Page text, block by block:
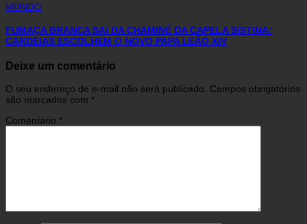
MUNDO
FUMAÇA BRANCA SAI DA CHAMINÉ DA CAPELA SISTINA:
CARDEIAS ESCOLHEM O NOVO PAPA LEÃO XIV
Deixe um comentário
O seu endereço de e-mail não será publicado. Campos obrigatórios
são marcados com *
Comentário *